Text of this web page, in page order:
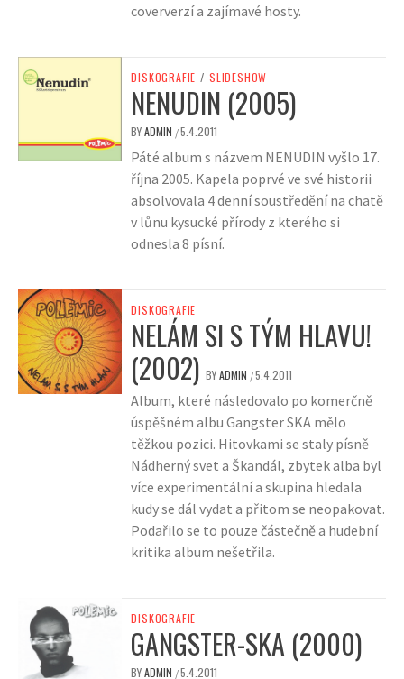
coververzí a zajímavé hosty.
DISKOGRAFIE / SLIDESHOW
NENUDIN (2005)
BYADMIN /5.4.2011
Páté album s názvem NENUDIN vyšlo 17.
října 2005. Kapela poprvé ve své historii
absolvovala 4 denní soustředění na chatě
v lůnu kysucké přírody z kterého si
odnesla 8 písní.
DISKOGRAFIE
NELÁM SI S TÝM HLAVU!
(2002) BYADMIN /5.4.2011
Album, které následovalo po komerčně
úspěšném albu Gangster SKA mělo
těžkou pozici. Hitovkami se staly písně
Nádherný svet a Škandál, zbytek alba byl
více experimentální a skupina hledala
kudy se dál vydat a přitom se neopakovat.
Podařilo se to pouze částečně a hudební
kritika album nešetřila.
DISKOGRAFIE
GANGSTER-SKA (2000)
BYADMIN /5.4.2011